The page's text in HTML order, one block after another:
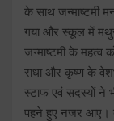
के साथ जन्माष्टमी
गया और स्कूल में
जन्माष्टमी के महत्व
राधा और कृष्ण के
स्टाफ एवं सदस्यों ने
पहने हुए नजर आए।